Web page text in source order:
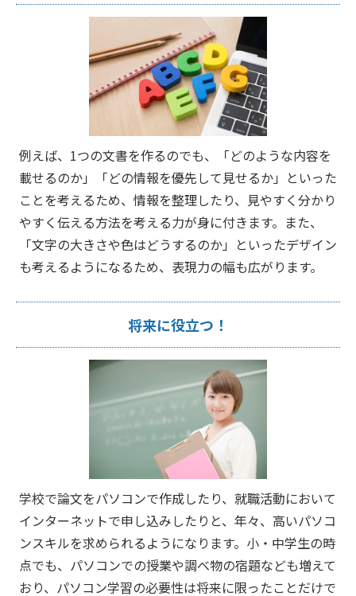
例えば、1つの文書を作るのでも、「どのような内容を
載せるのか」「どの情報を優先して見せるか」といった
ことを考えるため、情報を整理したり、見やすく分かり
やすく伝える方法を考える力が身に付きます。また、
「文字の大きさや色はどうするのか」といったデザイン
も考えるようになるため、表現力の幅も広がります。
将来に役立つ！
学校で論文をパソコンで作成したり、就職活動において
インターネットで申し込みしたりと、年々、高いパソコ
ンスキルを求められるようになります。小・中学生の時
点でも、パソコンでの授業や調べ物の宿題なども増えて
おり、パソコン学習の必要性は将来に限ったことだけで